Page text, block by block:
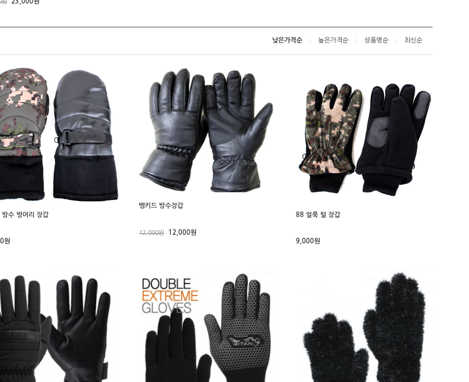
23,000원
낮은가격순 높은가격순 상품명순 최신순
방수 벙어리 장갑
원
뱅키드 방수장갑
12,000원 12,000원
88 얼룩 털 장갑
9,000원